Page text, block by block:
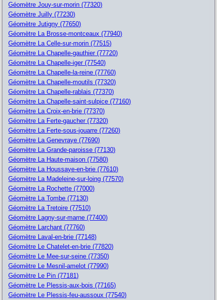
Géomètre Jouy-sur-morin (77320)
Géomètre Juilly (77230)
Géomètre Jutigny (77650)
Géomètre La Brosse-montceaux (77940)
Géomètre La Celle-sur-morin (77515)
Géomètre La Chapelle-gauthier (77720)
Géomètre La Chapelle-iger (77540)
Géomètre La Chapelle-la-reine (77760)
Géomètre La Chapelle-moutils (77320)
Géomètre La Chapelle-rablais (77370)
Géomètre La Chapelle-saint-sulpice (77160)
Géomètre La Croix-en-brie (77370)
Géomètre La Ferte-gaucher (77320)
Géomètre La Ferte-sous-jouarre (77260)
Géomètre La Genevraye (77690)
Géomètre La Grande-paroisse (77130)
Géomètre La Haute-maison (77580)
Géomètre La Houssaye-en-brie (77610)
Géomètre La Madeleine-sur-loing (77570)
Géomètre La Rochette (77000)
Géomètre La Tombe (77130)
Géomètre La Tretoire (77510)
Géomètre Lagny-sur-marne (77400)
Géomètre Larchant (77760)
Géomètre Laval-en-brie (77148)
Géomètre Le Chatelet-en-brie (77820)
Géomètre Le Mee-sur-seine (77350)
Géomètre Le Mesnil-amelot (77990)
Géomètre Le Pin (77181)
Géomètre Le Plessis-aux-bois (77165)
Géomètre Le Plessis-feu-aussoux (77540)